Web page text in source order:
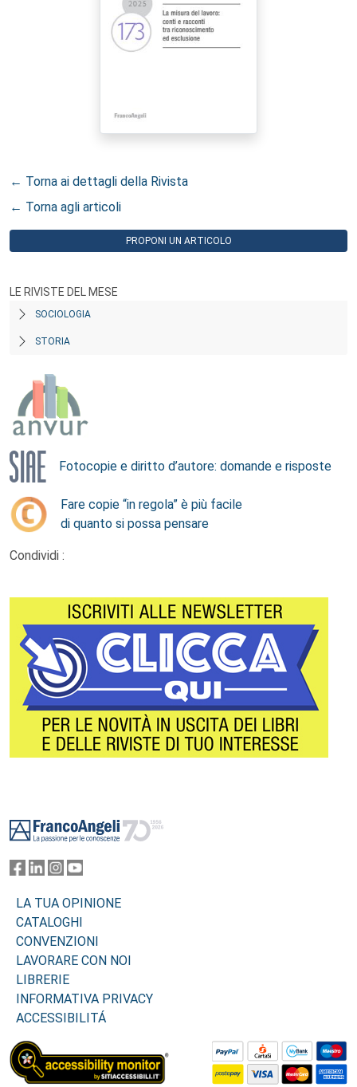
← Torna ai dettagli della Rivista
← Torna agli articoli
PROPONI UN ARTICOLO
LE RIVISTE DEL MESE
SOCIOLOGIA
STORIA
Fotocopie e diritto d’autore: domande e risposte
Fare copie “in regola” è più facile
di quanto si possa pensare
Condividi :
LA TUA OPINIONE
CATALOGHI
CONVENZIONI
LAVORARE CON NOI
LIBRERIE
INFORMATIVA PRIVACY
ACCESSIBILITÁ